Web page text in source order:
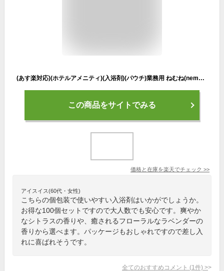
(あす楽対応)(ホテルアメニティ)(入浴剤)(パウチ)業務用 ねむね(nemune) バスパウダー 20g×100個セット (シトラス・ラベンダーから選択) - 香りの専門家開発【smtb-s】
この商品をサイトでみる
価格と在庫を楽天でチェック >>
アイスイス(60代・女性)
こちらの個包装で使いやすい入浴剤はいかがでしょうか。
お得な100個セットですので大人数でも安心です。爽やか
なシトラスの香りや、癒されるフローラルなラベンダーの
香りから選べます。パッケージもおしゃれですので差し入
れに喜ばれそうです。
全てのおすすめコメント (1 件) >